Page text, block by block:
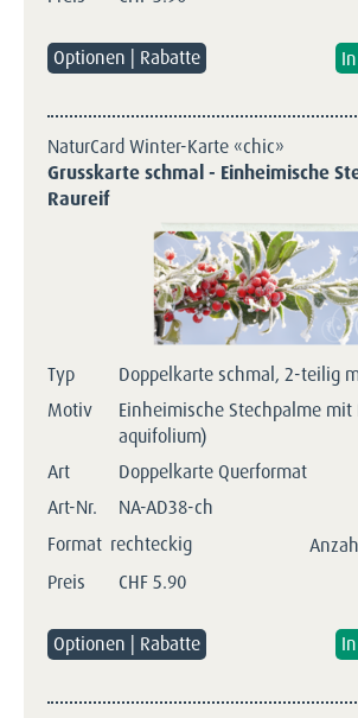
Optionen | Rabatte
NaturCard Winter-Karte «chic»
Grusskarte schmal - Einheimische
Raureif
Typ
Doppelkarte schmal, 2-teilig
Motiv
Einheimische Stechpalme mit
aquifolium)
Art
Doppelkarte Querformat
Art-Nr.
NA-AD38-ch
Format rechteckig
Anzahl
Preis
CHF5.90
Optionen | Rabatte